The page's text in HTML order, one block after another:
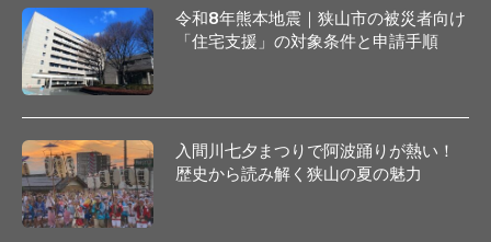
令和8年熊本地震｜狭山市の被災者向け
「住宅支援」の対象条件と申請手順
入間川七夕まつりで阿波踊りが熱い！
歴史から読み解く狭山の夏の魅力